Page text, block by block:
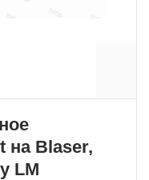
на Blaser,
LM